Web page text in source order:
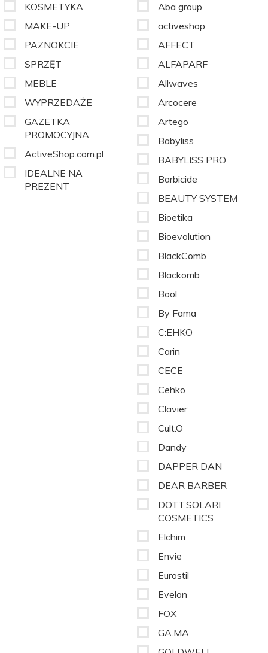
KOSMETYKA
MAKE-UP
PAZNOKCIE
SPRZĘT
MEBLE
WYPRZEDAŻE
GAZETKA
PROMOCYJNA
ActiveShop.com.pl
IDEALNE NA
PREZENT
Aba group
activeshop
AFFECT
ALFAPARF
Allwaves
Arcocere
Artego
Babyliss
BABYLISS PRO
Barbicide
BEAUTY SYSTEM
Bioetika
Bioevolution
BlackComb
Blackomb
Bool
By Fama
C:EHKO
Carin
CECE
Cehko
Clavier
Cult.O
Dandy
DAPPER DAN
DEAR BARBER
DOTT.SOLARI
COSMETICS
Elchim
Envie
Eurostil
Evelon
FOX
GA.MA